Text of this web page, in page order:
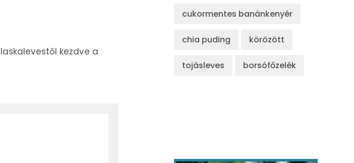
kezdve a
cukormentes banánkenyér
chia puding körözött
tojásleves borsófőzelék